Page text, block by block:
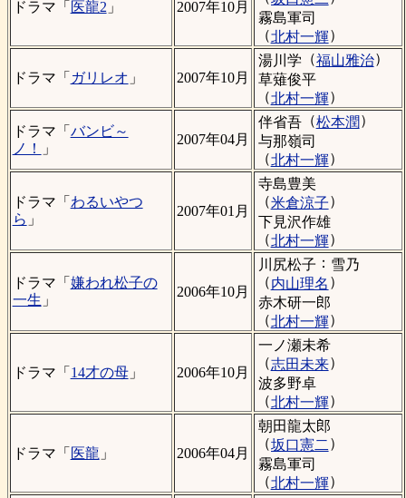
ドラマ「 医龍2 」 2007年10月
霧島軍司
（北村一輝）
ドラマ「 ガリレオ 」 2007年10月
湯川学 （福山雅治）
草薙俊平
（北村一輝）
ドラマ「 バンビ～
ノ！
」
2007年04月
伴省吾（松本潤）
与那嶺司
（北村一輝）
ドラマ「 わるいやつ
ら 」
2007年01月
寺島豊美
（米倉涼子）
下見沢作雄
（北村一輝）
ドラマ「 嫌われ松子の
一生 」
2006年10月
川尻松子 ： 雪乃
（内山理名 ）
赤木研一郎
（北村一輝）
ドラマ「 14才の母」 2006年10月
一ノ瀬未希
（志田未来）
波多野卓
（北村一輝）
ドラマ「 医龍 」 2006年04月
朝田龍太郎
（坂口憲二 ）
霧島軍司
（北村一輝）